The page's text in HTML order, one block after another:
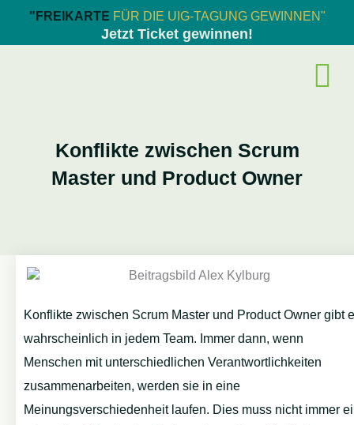
springen
"FREIKARTE FÜR DIE UIG-TAGUNG GEWINNEN"
Jetzt Ticket gewinnen!
Konflikte zwischen Scrum
Master und Product Owner
Konflikte zwischen Scrum Master und Product Owner gibt
wahrscheinlich in jedem Team. Immer dann, wenn
Menschen mit unterschiedlichen Verantwortlichkeiten
zusammenarbeiten, werden sie in eine
Meinungsverschiedenheit laufen. Dies muss nicht immer